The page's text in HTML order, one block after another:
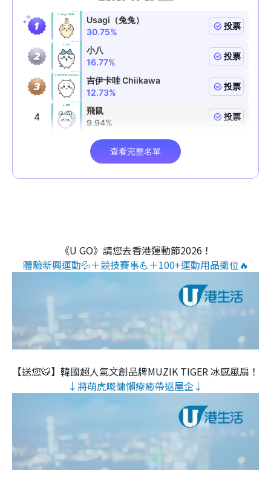
《U GO》請您去香港運動節2026！
體驗新興運動💦＋競技賽事💪＋100+運動用品攤位🔥
【送您🐯】韓國超人氣文創品牌MUZIK TIGER 冰感風扇！
↓將萌虎嘅慵懶療癒帶返屋企↓